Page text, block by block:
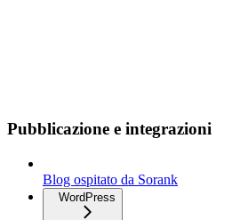
Pubblicazione e integrazioni
Blog ospitato da Sorank
WordPress